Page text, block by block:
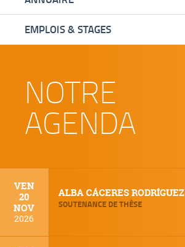
EMPLOIS & STAGES
NOTRE
AGENDA
VEN
20
NOV
2026
ALBA CÁCERES RODRÍGUEZ
SOUTENANCE DE THÈSE